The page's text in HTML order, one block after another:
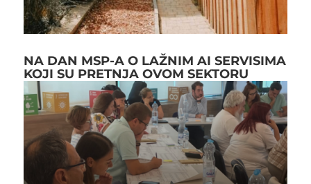
NA DAN MSP-A O LAŽNIM AI SERVISIMA
KOJI SU PRETNJA OVOM SEKTORU